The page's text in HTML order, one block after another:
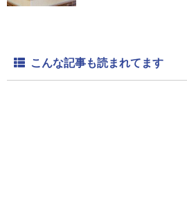
こんな記事も読まれてます